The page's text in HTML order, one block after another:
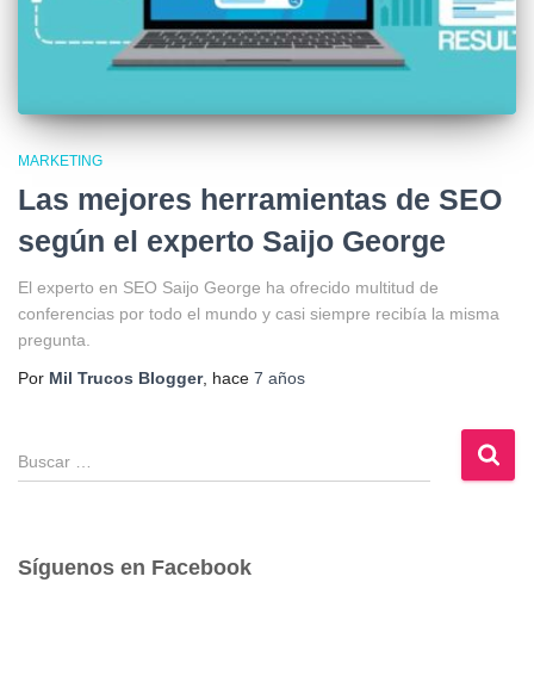
MARKETING
Las mejores herramientas de SEO
según el experto Saijo George
El experto en SEO Saijo George ha ofrecido multitud de
conferencias por todo el mundo y casi siempre recibía la misma
pregunta.
Por Mil Trucos Blogger, hace 7 años
B
u
a
Síguenos en Facebook